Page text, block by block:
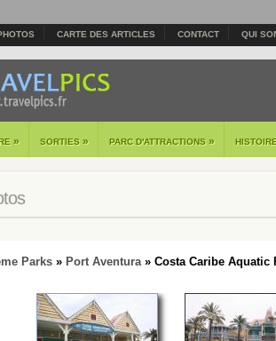
CARTE DES ARTICLES CONTACT QUI
» SORTIES » PARC D'ATTRACTIONS »
Parks » Port Aventura» Costa Caribe Aquatic